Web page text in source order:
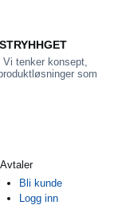
Vi tenker konsept,
som
Avtaler
Bli kunde
Logg inn